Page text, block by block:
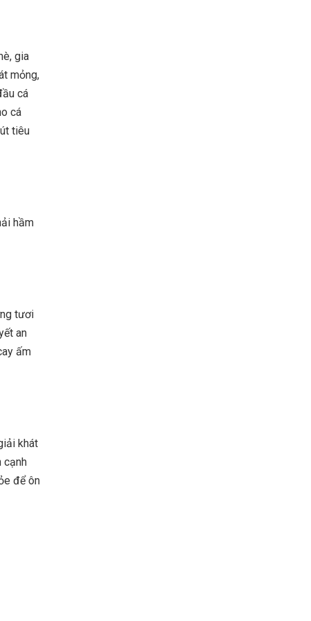
gia
mỏng,
cá
cá
tiêu
hầm
tươi
an
ấm
khát
cạnh
để ôn